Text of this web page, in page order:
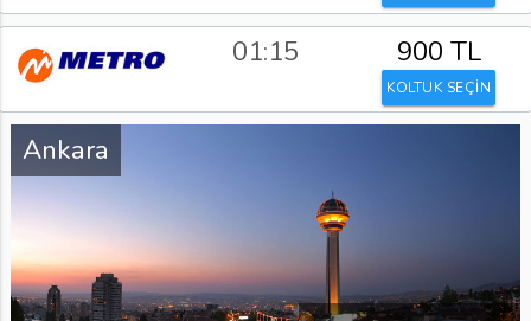
01:15 900 TL
KOLTUK SEÇİN
Ankara